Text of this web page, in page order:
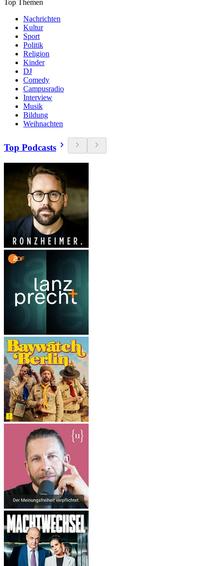
Top Themen
Nachrichten
Kultur
Sport
Politik
Religion
Kinder
DJ
Comedy
Campusradio
Interview
Musik
Bildung
Weihnachten
Top Podcasts